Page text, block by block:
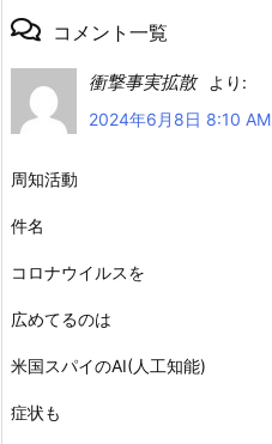
コメント一覧
衝撃事実拡散
より:
2024年6月8日 8:10 AM
周知活動
件名
コロナウイルスを
広めてるのは
米国スパイのAI(人工知能)
症状も